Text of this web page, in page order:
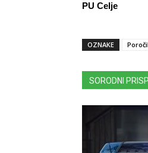
PU Celje
OZNAKE
SORODNI